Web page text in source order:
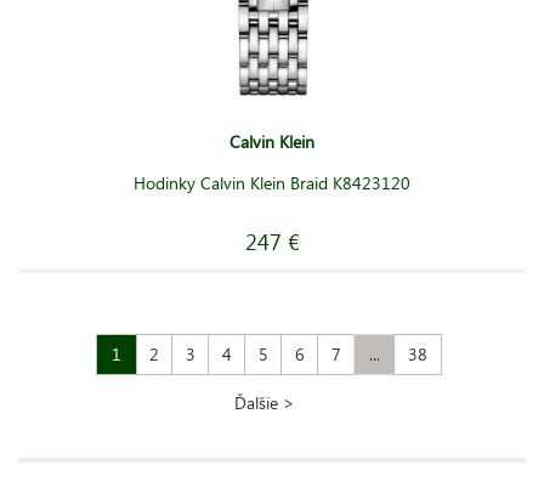
Calvin Klein
Hodinky Calvin Klein Braid K8423120
247 €
1 2 3 4 5 6 7 ... 38
Ďalšie >